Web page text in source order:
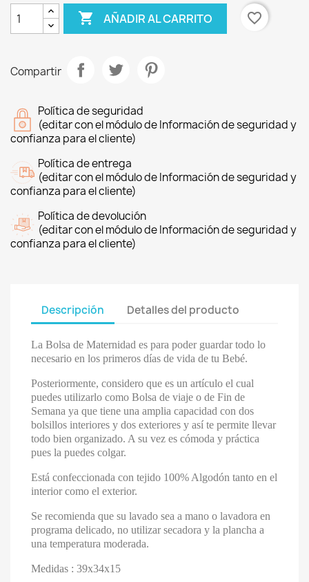
 AÑADIR AL CARRITO favorite_border
Compartir
Política de seguridad
(editar con el módulo de Información de seguridad y
confianza para el cliente)
Política de entrega
(editar con el módulo de Información de seguridad y
confianza para el cliente)
Política de devolución
(editar con el módulo de Información de seguridad y
confianza para el cliente)
Descripción Detalles del producto
La Bolsa de Maternidad es para poder guardar todo lo
necesario en los primeros días de vida de tu Bebé.
Posteriormente, considero que es un artículo el cual
puedes utilizarlo como Bolsa de viaje o de Fin de
Semana ya que tiene una amplia capacidad con dos
bolsillos interiores y dos exteriores y así te permite llevar
todo bien organizado. A su vez es cómoda y práctica
pues la puedes colgar.
Está confeccionada con tejido 100% Algodón tanto en el
interior como el exterior.
Se recomienda que su lavado sea a mano o lavadora en
programa delicado, no utilizar secadora y la plancha a
una temperatura moderada.
Medidas : 39x34x15